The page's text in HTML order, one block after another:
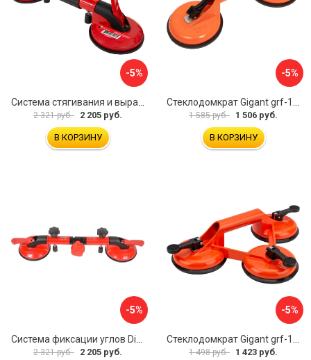
-5%
2 321 руб. 2 205 руб.
В КОРЗИНУ
-5%
1 585 руб. 1 506 руб.
В КОРЗИНУ
-5%
2 321 руб. 2 205 руб.
-5%
1 498 руб. 1 423 руб.